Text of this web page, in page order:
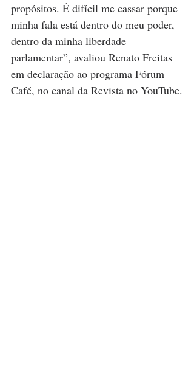
propósitos. É difícil me cassar porque
minha fala está dentro do meu poder,
dentro da minha liberdade
parlamentar”, avaliou Renato Freitas
em declaração ao programa Fórum
Café, no canal da Revista no YouTube.